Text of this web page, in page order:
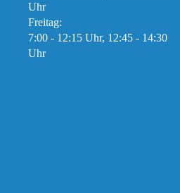
Uhr
Freitag:
7:00 - 12:15 Uhr, 12:45 - 14:30
Uhr